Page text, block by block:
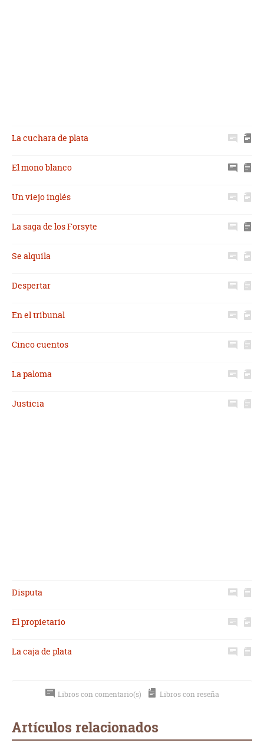
La cuchara de plata
El mono blanco
Un viejo inglés
La saga de los Forsyte
Se alquila
Despertar
En el tribunal
Cinco cuentos
La paloma
Justicia
Disputa
El propietario
La caja de plata
Libros con comentario(s) Libros con reseña
Artículos relacionados